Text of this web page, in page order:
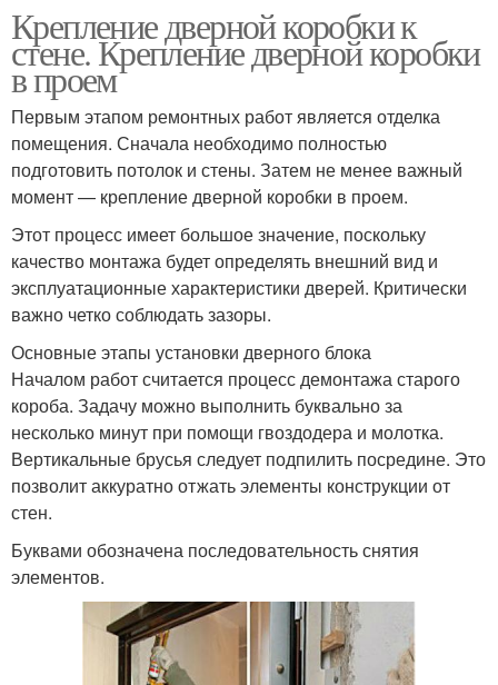
Крепление дверной коробки к
стене. Крепление дверной коробки
в проем
Первым этапом ремонтных работ является отделка
помещения. Сначала необходимо полностью
подготовить потолок и стены. Затем не менее важный
момент — крепление дверной коробки в проем.
Этот процесс имеет большое значение, поскольку
качество монтажа будет определять внешний вид и
эксплуатационные характеристики дверей. Критически
важно четко соблюдать зазоры.
Основные этапы установки дверного блока
Началом работ считается процесс демонтажа старого
короба. Задачу можно выполнить буквально за
несколько минут при помощи гвоздодера и молотка.
Вертикальные брусья следует подпилить посредине. Это
позволит аккуратно отжать элементы конструкции от
стен.
Буквами обозначена последовательность снятия
элементов.